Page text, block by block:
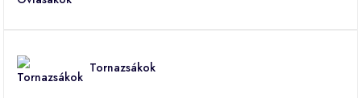
Tornazsákok